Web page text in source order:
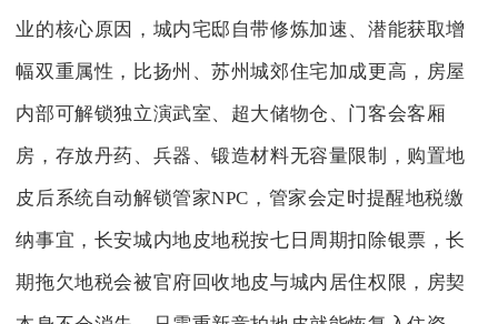
业的核心原因，城内宅邸自带修炼加速、潜能获取增
幅双重属性，比扬州、苏州城郊住宅加成更高，房屋
内部可解锁独立演武室、超大储物仓、门客会客厢
房，存放丹药、兵器、锻造材料无容量限制，购置地
皮后系统自动解锁管家NPC，管家会定时提醒地税缴
纳事宜，长安城内地皮地税按七日周期扣除银票，长
期拖欠地税会被官府回收地皮与城内居住权限，房契